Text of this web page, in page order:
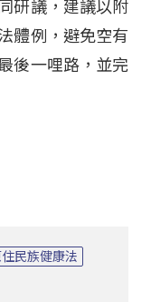
研議，建議以附
體例，避免空有
後一哩路，並完
住民族健康法